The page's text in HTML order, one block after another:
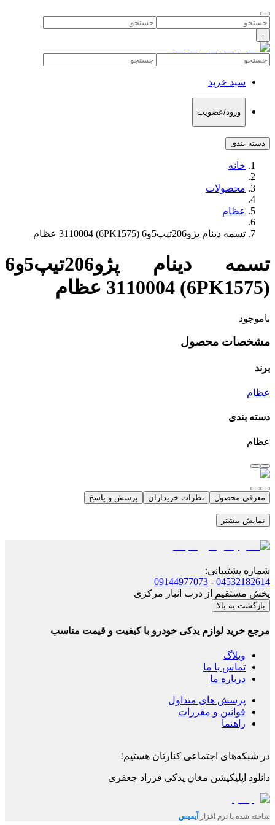
۰
سبد خرید
ورود/عضویت
دسته بندی
خانه
محصولات
عظام
تسمه دینام پژو206تیپ5و6 (6PK1575) 3110004 عظام
تسمه دینام پژو206تیپ5و6
(6PK1575) 3110004 عظام
ناموجود
مشخصات محصول
برند
عظام
دسته بندی
عظام
معرفی محصول نظرات خریداران پرسش و پاسخ
نمایش بیشتر
شماره پشتیبانی:
04532182614
-
09144977073
پخش مستقیم از درب انبار مرکزی
بازگشت به بالا
مرجع خرید لوازم یدکی خودرو با کیفیت و قیمت مناسب
وبلاگ
تماس با ما
درباره ما
پرسش های متداول
قوانین و مقررات
راهنما
در شبکه‌های اجتماعی کنارتان هستیم!
دانلود اپلیکیشن مغان یدکی فرزاد جعفری
ساخته شده با نرم افزار آیمیس